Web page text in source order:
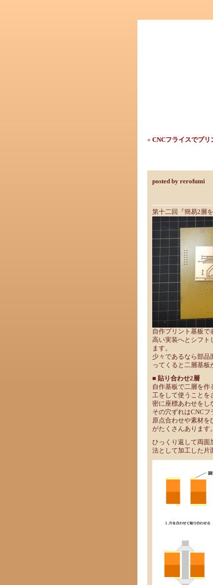
« CNCフライスでプリ
posted by rerofumi
第十二回『簡易2層
自作プリント基板で
高い実装へとシフト
ます。
少々であるなら部品
ってくると二層基板
■ 貼り合わせ2層
自作基板で二層を作
工をして使うことを
密に座標あわせをし
その穴ずれはCNC
原点合わせや素材を
がたくさんあります
ひっくり返して両面
法として加工した片